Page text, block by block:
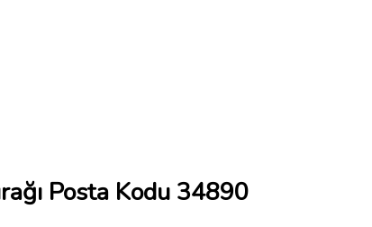
Posta Kodu 34890